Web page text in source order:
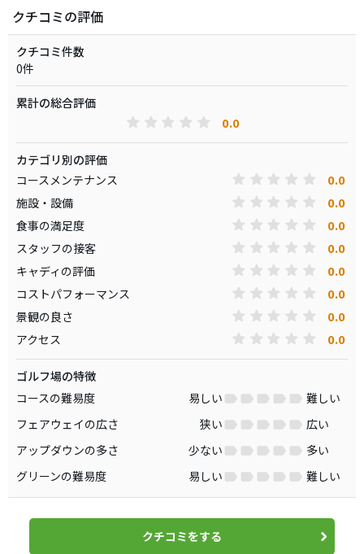
クチコミの評価
クチコミ件数
0件
累計の総合評価
0.0
カテゴリ別の評価
コースメンテナンス
0.0
施設・設備 0.0
食事の満足度 0.0
スタッフの接客 0.0
キャディの評価 0.0
コストパフォーマンス 0.0
景観の良さ 0.0
アクセス 0.0
ゴルフ場の特徴
コースの難易度
易しい
難しい
フェアウェイの広さ
狭い
広い
アップダウンの多さ
少ない
多い
グリーンの難易度
易しい 難しい
クチコミをする